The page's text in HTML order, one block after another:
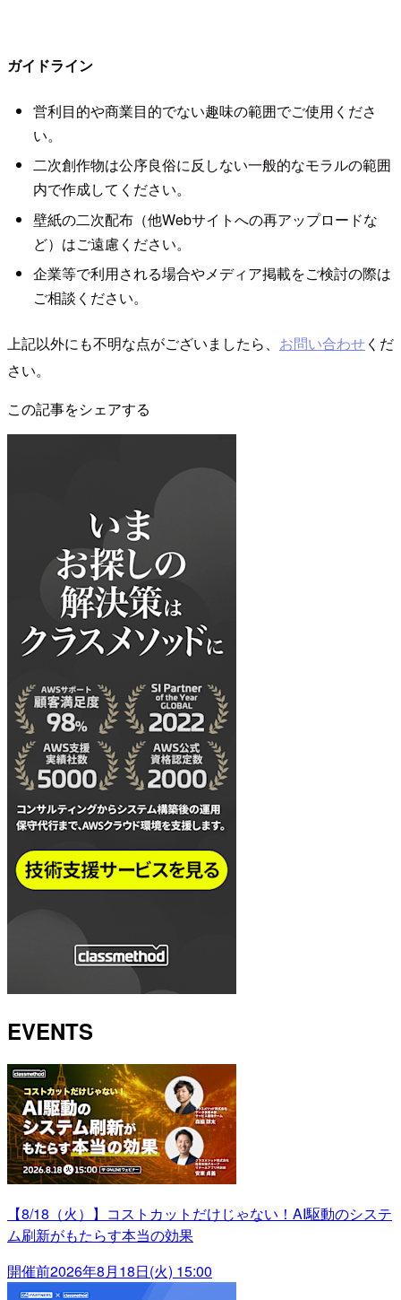
ガイドライン
営利目的や商業目的でない趣味の範囲でご使用くださ
い。
二次創作物は公序良俗に反しない一般的なモラルの範囲
内で作成してください。
壁紙の二次配布（他Webサイトへの再アップロードな
ど）はご遠慮ください。
企業等で利用される場合やメディア掲載をご検討の際は
ご相談ください。
上記以外にも不明な点がございましたら、 お問い合わせくだ
さい。
この記事をシェアする
EVENTS
【8/18（火）】コストカットだけじゃない！AI駆動のシステ
ム刷新がもたらす本当の効果
開催前2026年8月18日(火) 15:00